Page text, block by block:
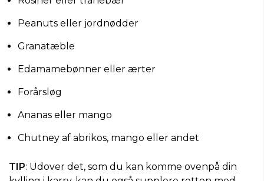
Peanuts eller jordnødder
Granatæble
Edamamebønner eller ærter
Forårsløg
Ananas eller mango
Chutney af abrikos, mango eller andet
TIP: Udover det, som du kan komme ovenpå din